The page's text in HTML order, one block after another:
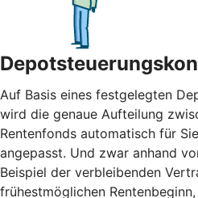
Auf Basis eines festgelegten
wird die genaue Aufteilung
Rentenfonds automatisch für
angepasst. Und zwar anhand
Beispiel der verbleibenden
frühestmöglichen